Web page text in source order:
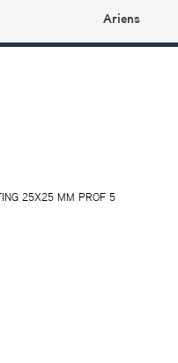
Ariens
25X25 MM PROF 5